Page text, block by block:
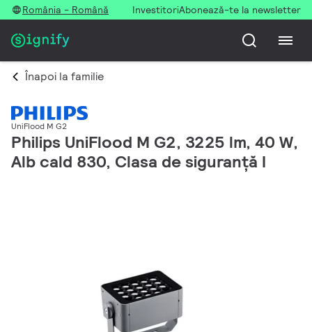
România - Română InvestitoriAbonează-te la newsletter
Înapoi la familie
UniFlood M G2
Philips UniFlood M G2, 3225 lm, 40 W,
Alb cald 830, Clasa de siguranță I